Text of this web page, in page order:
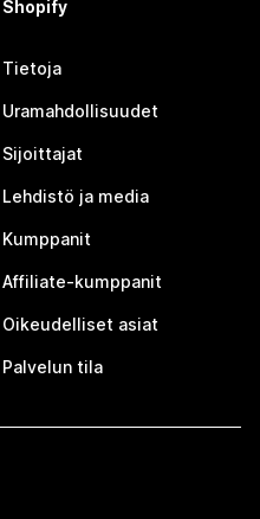
Shopify
Tietoja
Uramahdollisuudet
Sijoittajat
Lehdistö ja media
Kumppanit
Affiliate-kumppanit
Oikeudelliset asiat
Palvelun tila